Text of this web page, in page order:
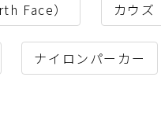
Face） カウズ
ナイロンパーカー